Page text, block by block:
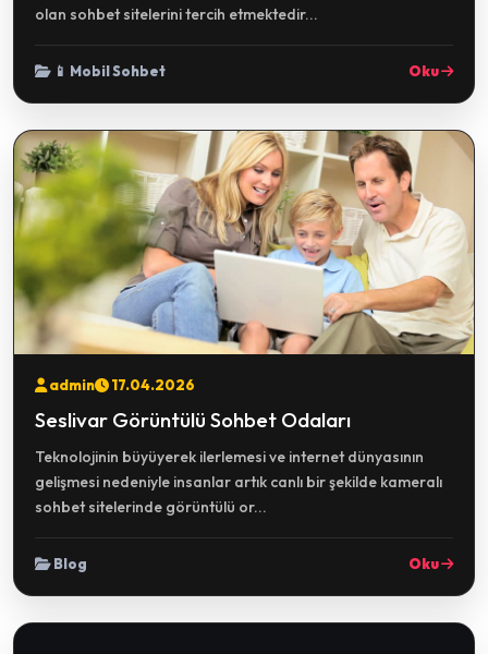
olan sohbet sitelerini tercih etmektedir...
📱 Mobil Sohbet Oku
admin 17.04.2026
Seslivar Görüntülü Sohbet Odaları
Teknolojinin büyüyerek ilerlemesi ve internet dünyasının
gelişmesi nedeniyle insanlar artık canlı bir şekilde kameralı
sohbet sitelerinde görüntülü or...
Blog Oku